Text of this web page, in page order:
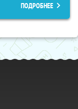
ПОДРОБНЕЕ